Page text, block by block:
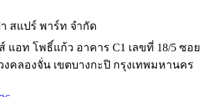
สแปร์ พาร์ท จำกัด
แอท โพธิ์แก้ว อาคาร C1 เลขที่ 18/5 ซอย
คลองจั่น เขตบางกะปิ กรุงเทพมหานคร